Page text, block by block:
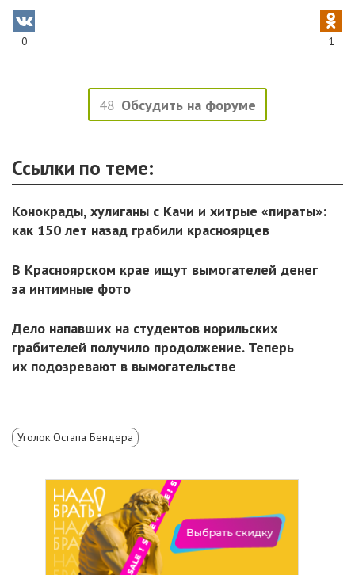
0 1
48 Обсудить на форуме
Ссылки по теме:
Конокрады, хулиганы с Качи и хитрые «пираты»:
как 150 лет назад грабили красноярцев
В Красноярском крае ищут вымогателей денег
за интимные фото
Дело напавших на студентов норильских
грабителей получило продолжение. Теперь
их подозревают в вымогательстве
Уголок Остапа Бендера